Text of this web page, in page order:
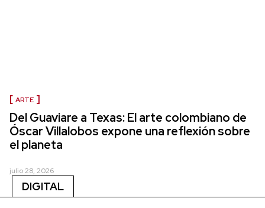
ARTE
Del Guaviare a Texas: El arte colombiano de
Óscar Villalobos expone una reflexión sobre
el planeta
julio 28, 2026
DIGITAL